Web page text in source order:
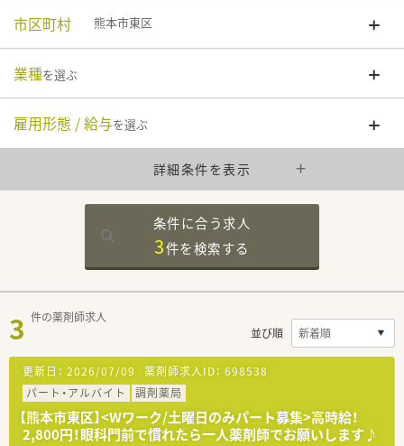
市区町村 熊本市東区
業種を選ぶ
雇用形態 / 給与を選ぶ
詳細条件を表示
条件に合う求人
3件を検索する
3 件の薬剤師求人
並び順
更新日： 2026/07/09 薬剤師求人ID： 698538
パート・アルバイト
調剤薬局
【熊本市東区】<Wワーク/土曜日のみパート募集>高時給！
2,800円！眼科門前で慣れたら一人薬剤師でお願いします♪